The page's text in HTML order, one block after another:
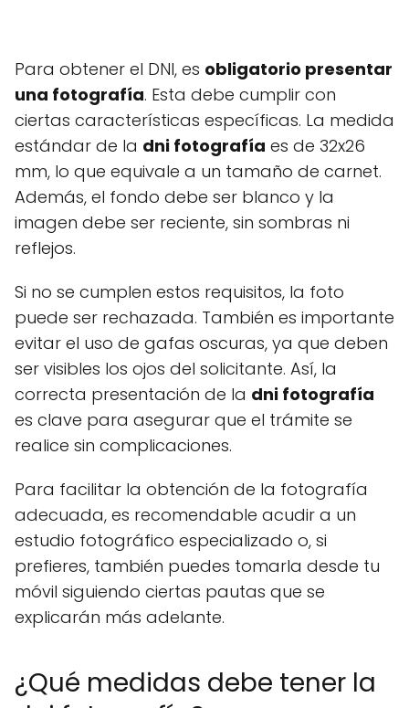
Para obtener el DNI, es obligatorio presentar
una fotografía. Esta debe cumplir con
ciertas características específicas. La medida
estándar de la dni fotografía es de 32x26
mm, lo que equivale a un tamaño de carnet.
Además, el fondo debe ser blanco y la
imagen debe ser reciente, sin sombras ni
reflejos.
Si no se cumplen estos requisitos, la foto
puede ser rechazada. También es importante
evitar el uso de gafas oscuras, ya que deben
ser visibles los ojos del solicitante. Así, la
correcta presentación de la dni fotografía
es clave para asegurar que el trámite se
realice sin complicaciones.
Para facilitar la obtención de la fotografía
adecuada, es recomendable acudir a un
estudio fotográfico especializado o, si
prefieres, también puedes tomarla desde tu
móvil siguiendo ciertas pautas que se
explicarán más adelante.
¿Qué medidas debe tener la